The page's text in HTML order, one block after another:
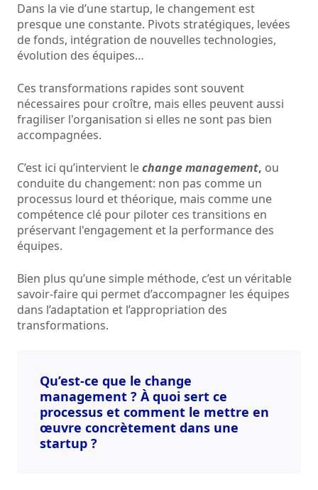
Dans la vie d’une startup, le changement est
presque une constante. Pivots stratégiques, levées
de fonds, intégration de nouvelles technologies,
évolution des équipes…
Ces transformations rapides sont souvent
nécessaires pour croître, mais elles peuvent aussi
fragiliser l'organisation si elles ne sont pas bien
accompagnées.
C’est ici qu’intervient lechange management, ou
conduite du changement: non pas comme un
processus lourd et théorique, mais comme une
compétence clé pour piloter ces transitions en
préservant l'engagement et la performance des
équipes.
Bien plus qu’une simple méthode, c’est un véritable
savoir-faire qui permet d’accompagner les équipes
dans l’adaptation et l’appropriation des
transformations.
Qu’est-ce que le change
management ? À quoi sert ce
processus et comment le mettre en
œuvre concrètement dans une
startup ?